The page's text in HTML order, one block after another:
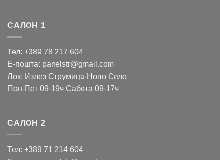
САЛОН 1
Тел: +389 78 217 604
Е-пошта: panelstr@gmail.com
Лок: Излез Струмица-Ново Село
Пон-Пет 09-19ч Сабота 09-17ч
САЛОН 2
Тел: +389 71 214 604